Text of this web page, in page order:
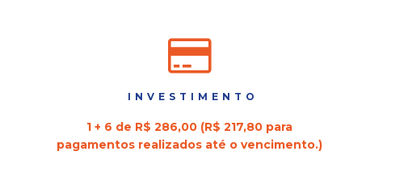
INVESTIMENTO
1 + 6 de R$ 286,00 (R$ 217,80 para
pagamentos realizados até o vencimento.)